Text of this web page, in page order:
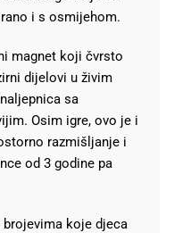
i s osmijehom.
magnet koji čvrsto
dijelovi u živim
sa
Osim igre, ovo je i
razmišljanje i
od 3 godine pa
koje djeca